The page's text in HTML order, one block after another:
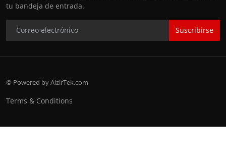
tu bandeja de entrada.
Suscribirse
© Powered by AlzirTek.com
Terms & Conditions